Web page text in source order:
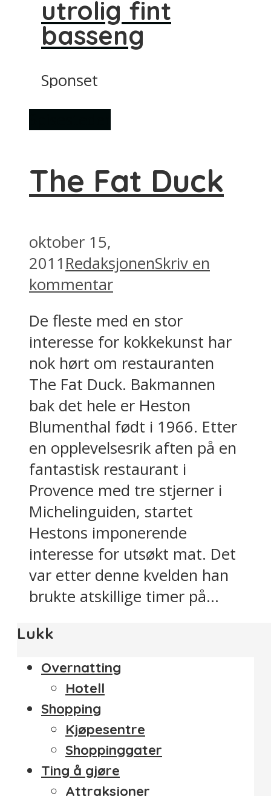
utrolig fint
basseng
Sponset
The Fat Duck
oktober 15,
2011 RedaksjonenSkriv en
kommentar
De fleste med en stor
interesse for kokkekunst har
nok hørt om restauranten
The Fat Duck. Bakmannen
bak det hele er Heston
Blumenthal født i 1966. Etter
en opplevelsesrik aften på en
fantastisk restaurant i
Provence med tre stjerner i
Michelinguiden, startet
Hestons imponerende
interesse for utsøkt mat. Det
var etter denne kvelden han
brukte atskillige timer på...
Lukk
Overnatting
Hotell
Shopping
Kjøpesentre
Shoppinggater
Ting å gjøre
Attraksjoner